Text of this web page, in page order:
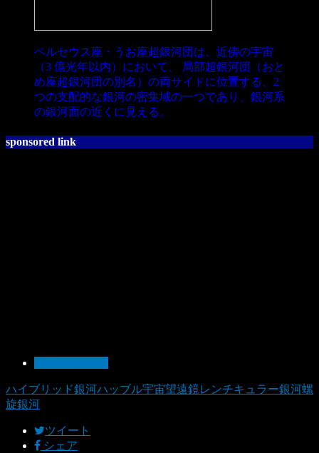
ペルセウス座・うお座超銀河団は、近傍の宇宙
（3 億光年以内）において、 局部超銀河団（おと
め座超銀河団の別名）の両サイドに位置する、2
つの支配的な銀河の密集域の一つであり、銀河系
の銀河面の近くに見える。
sponsored link
ハイブリッド銀河ハッブル宇宙望遠鏡レンチキュラー銀河螺
旋銀河
ツイート
シェア